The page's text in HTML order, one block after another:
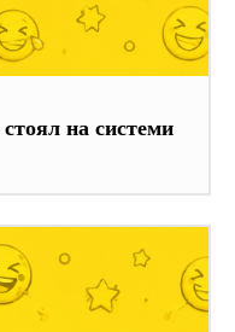
на системи